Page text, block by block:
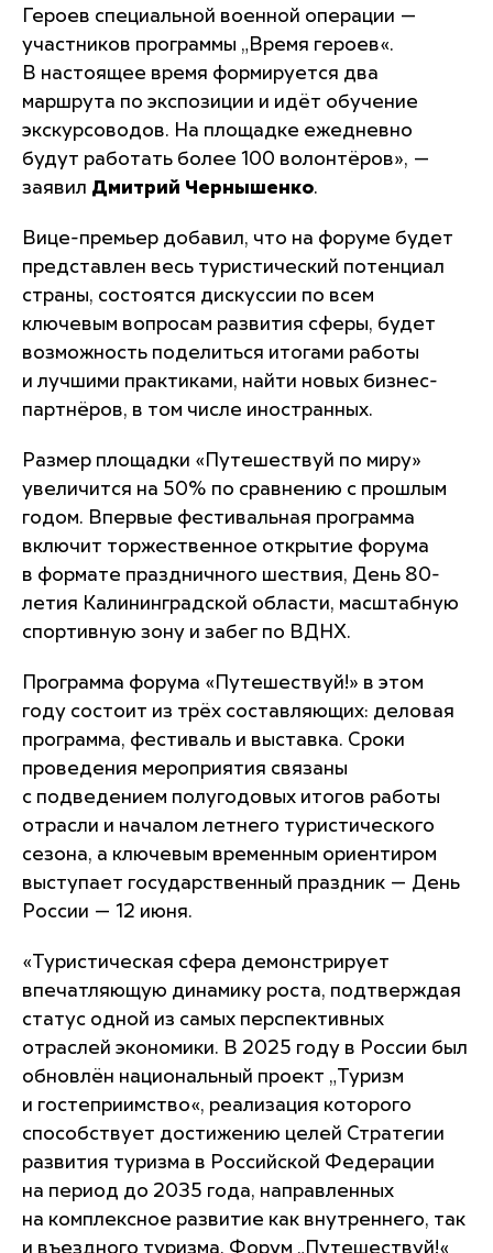
Героев специальной военной операции —
участников программы „Время героев«.
В настоящее время формируется два
маршрута по экспозиции и идёт обучение
экскурсоводов. На площадке ежедневно
будут работать более 100 волонтёров», —
заявил Дмитрий Чернышенко.
Вице-премьер добавил, что на форуме будет
представлен весь туристический потенциал
страны, состоятся дискуссии по всем
ключевым вопросам развития сферы, будет
возможность поделиться итогами работы
и лучшими практиками, найти новых бизнес-
партнёров, в том числе иностранных.
Размер площадки «Путешествуй по миру»
увеличится на 50% по сравнению с прошлым
годом. Впервые фестивальная программа
включит торжественное открытие форума
в формате праздничного шествия, День 80-
летия Калининградской области, масштабную
спортивную зону и забег по ВДНХ.
Программа форума «Путешествуй!» в этом
году состоит из трёх составляющих: деловая
программа, фестиваль и выставка. Сроки
проведения мероприятия связаны
с подведением полугодовых итогов работы
отрасли и началом летнего туристического
сезона, а ключевым временным ориентиром
выступает государственный праздник — День
России — 12 июня.
«Туристическая сфера демонстрирует
впечатляющую динамику роста, подтверждая
статус одной из самых перспективных
отраслей экономики. В 2025 году в России был
обновлён национальный проект „Туризм
и гостеприимство«, реализация которого
способствует достижению целей Стратегии
развития туризма в Российской Федерации
на период до 2035 года, направленных
на комплексное развитие как внутреннего, так